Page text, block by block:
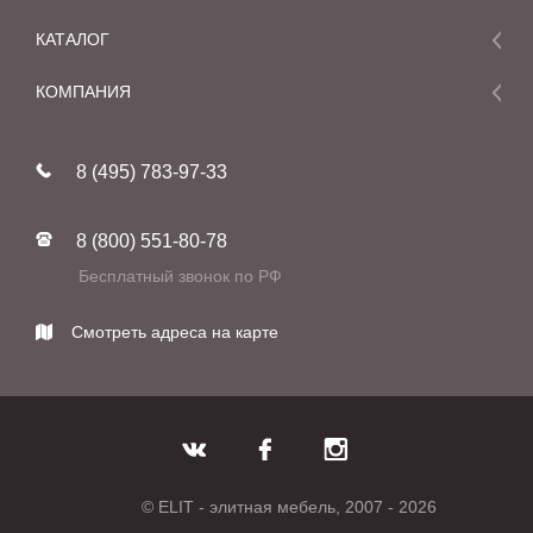
КАТАЛОГ
Мебель
Фабрики
КОМПАНИЯ
Реставрация
Контакты
8 (495) 783-97-33
8 (800) 551-80-78
Бесплатный звонок по РФ
Смотреть адреса на карте
© ELIT - элитная мебель, 2007 - 2026